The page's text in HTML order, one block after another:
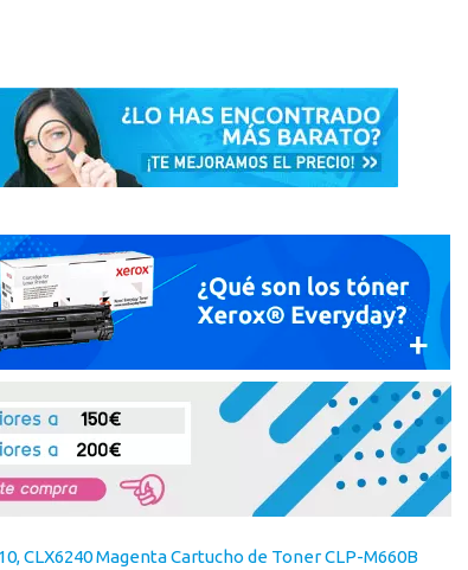
CLX6240 Magenta Cartucho de Toner CLP-M660B